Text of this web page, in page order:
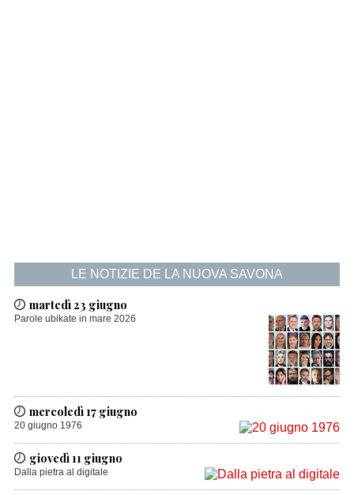
LE NOTIZIE DE LA NUOVA SAVONA
martedì 23 giugno
Parole ubikate in mare 2026
mercoledì 17 giugno
20 giugno 1976
giovedì 11 giugno
Dalla pietra al digitale